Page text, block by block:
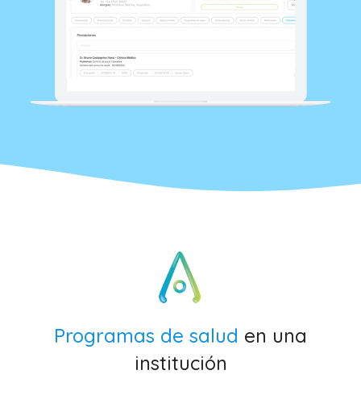
Programas de salud en una
institución